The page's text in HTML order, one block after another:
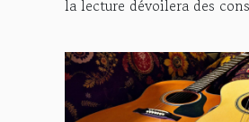
la lecture dévoilera des